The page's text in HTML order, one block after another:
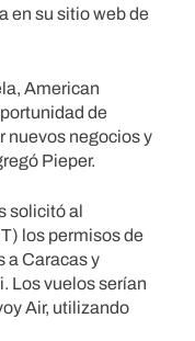
en su sitio web de
American
de
nuevos negocios y
Pieper.
solicitó al
los permisos de
a Caracas y
Los vuelos serían
Air, utilizando